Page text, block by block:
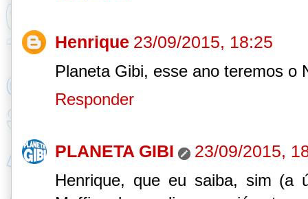
Henrique 23/09/2015, 18:25
Planeta Gibi, esse ano teremos o
Responder
PLANETA GIBI 23/09/2015,
Henrique, que eu saiba, sim (a